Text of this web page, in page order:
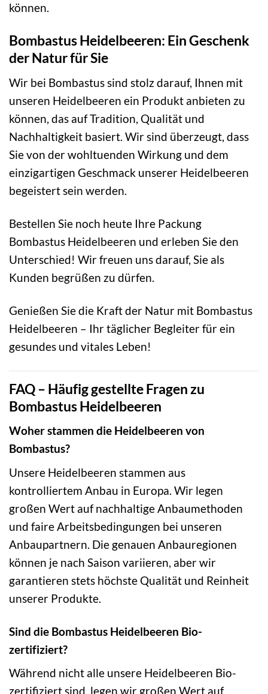
können.
Bombastus Heidelbeeren: Ein Geschenk
der Natur für Sie
Wir bei Bombastus sind stolz darauf, Ihnen mit
unseren Heidelbeeren ein Produkt anbieten zu
können, das auf Tradition, Qualität und
Nachhaltigkeit basiert. Wir sind überzeugt, dass
Sie von der wohltuenden Wirkung und dem
einzigartigen Geschmack unserer Heidelbeeren
begeistert sein werden.
Bestellen Sie noch heute Ihre Packung
Bombastus Heidelbeeren und erleben Sie den
Unterschied! Wir freuen uns darauf, Sie als
Kunden begrüßen zu dürfen.
Genießen Sie die Kraft der Natur mit Bombastus
Heidelbeeren – Ihr täglicher Begleiter für ein
gesundes und vitales Leben!
FAQ – Häufig gestellte Fragen zu
Bombastus Heidelbeeren
Woher stammen die Heidelbeeren von
Bombastus?
Unsere Heidelbeeren stammen aus
kontrolliertem Anbau in Europa. Wir legen
großen Wert auf nachhaltige Anbaumethoden
und faire Arbeitsbedingungen bei unseren
Anbaupartnern. Die genauen Anbauregionen
können je nach Saison variieren, aber wir
garantieren stets höchste Qualität und Reinheit
unserer Produkte.
Sind die Bombastus Heidelbeeren Bio-
zertifiziert?
Während nicht alle unsere Heidelbeeren Bio-
zertifiziert sind, legen wir großen Wert auf